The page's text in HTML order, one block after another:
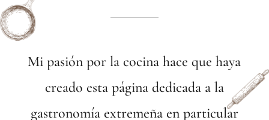
Mi pasión por la cocina hace que haya
creado esta página dedicada a la
gastronomía extremeña en particular